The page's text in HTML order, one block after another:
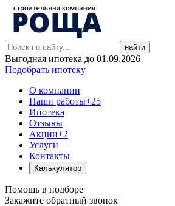
найти
Выгодная ипотека до 01.09.2026
Подобрать ипотеку
О компании
Наши работы+25
Ипотека
Отзывы
Акции+2
Услуги
Контакты
Калькулятор
Помощь в подборе
Закажите обратный звонок